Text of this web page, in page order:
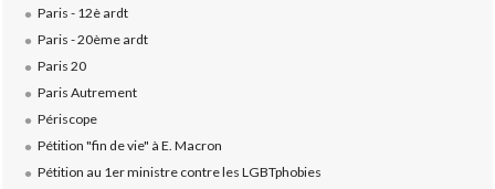
Paris - 12è ardt
Paris - 20ème ardt
Paris 20
Paris Autrement
Périscope
Pétition "fin de vie" à E. Macron
Pétition au 1er ministre contre les LGBTphobies